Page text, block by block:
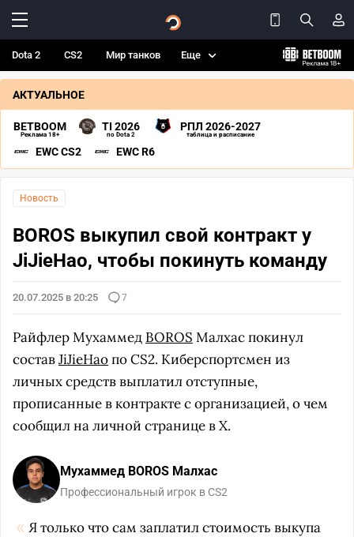
Dota 2 CS2 Мир танков Еще
АКТУАЛЬНОЕ
BETBOOM
Реклама 18+
TI 2026
по Dota 2
РПЛ 2026-2027
таблица и расписание
EWC CS2 EWC R6
Новость
BOROS выкупил свой контракт у
JiJieHao, чтобы покинуть команду
20.07.2025 в 20:25 7
Райфлер Мухаммед BOROS Малхас покинул
составJiJieHaoпо CS2. Киберспортсмен из
личных средств выплатил отступные,
прописанные в контракте с организацией, о чем
сообщил на личной странице в X.
Мухаммед BOROS Малхас
Профессиональный игрок в CS2
Я только что сам заплатил стоимость выкупа